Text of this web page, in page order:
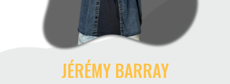
JÉRÉMY BARRAY